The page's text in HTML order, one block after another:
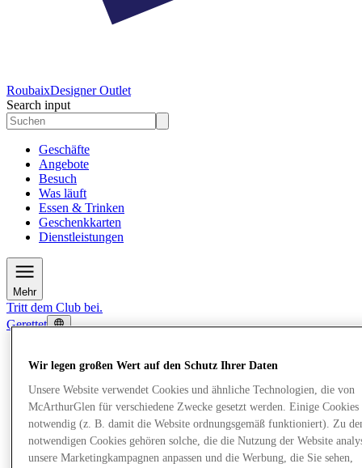
RoubaixDesigner Outlet
Search input
Geschäfte
Angebote
Besuch
Was läuft
Essen & Trinken
Geschenkkarten
Dienstleistungen
Mehr
Tritt dem Club bei.
Gerettet
Geschäfte
Besuch
Was läuft
Essen & Trinken
Geschenkkarten
Dienstleistungen
Wir legen großen Wert auf den Schutz Ihrer Daten
Unsere Website verwendet Cookies und ähnliche Technologien, die von
McArthurGlen für verschiedene Zwecke gesetzt werden. Einige Cookies
notwendig (z. B. damit die Website ordnungsgemäß funktioniert). Zu
notwendigen Cookies gehören solche, die die Nutzung der Website
unsere Marketingkampagnen anpassen und die Werbung, die Sie sehen,